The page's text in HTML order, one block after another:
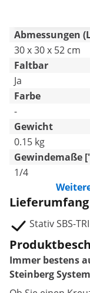
Abmessungen
30 x 30 x 52 cm
Faltbar
Ja
Farbe
-
Gewicht
0.15 kg
Gewindemaße
1/4
Lieferumfang
Stativ SBS-
Immer bestens
Steinberg